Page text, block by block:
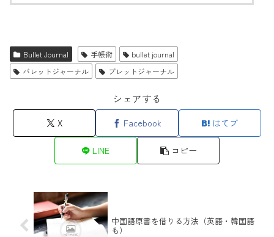
Bullet Journal 手帳術
bullet journal
バレットジャーナル
ブレットジャーナル
シェアする
X Facebook はてブ
LINE コピー
中国語原書を借りる方法（英語・韓国語
も）